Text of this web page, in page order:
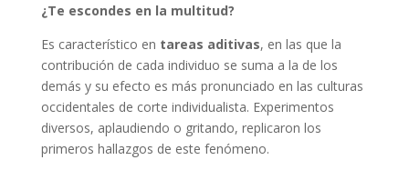
¿Te escondes en la multitud?
Es característico en tareas aditivas, en las que la
contribución de cada individuo se suma a la de los
demás y su efecto es más pronunciado en las culturas
occidentales de corte individualista. Experimentos
diversos, aplaudiendo o gritando, replicaron los
primeros hallazgos de este fenómeno.